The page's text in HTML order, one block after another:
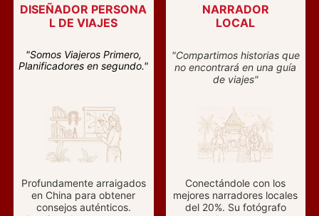
DISEÑADOR PERSONA
L DE VIAJES
"Somos Viajeros Primero,
Planificadores en segundo."
Profundamente arraigados
en China para obtener
consejos auténticos.
NARRADOR
LOCAL
"Compartimos historias que
no encontrará en una guía
de viajes"
Conectándole con los
mejores narradores locales
del 20%. Su fotógrafo